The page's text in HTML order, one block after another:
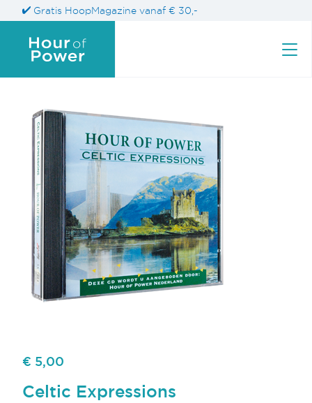
Gratis HoopMagazine vanaf € 30,-
€ 5,00
Celtic Expressions